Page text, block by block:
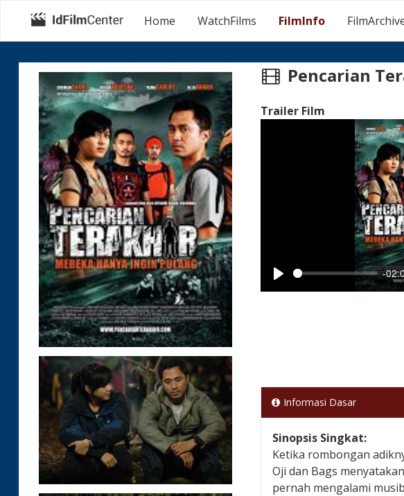
Home WatchFilms FilmInfo
Pencarian
Trailer Film
Play
-
Informasi Dasar
Sinopsis Singkat:
Ketika rombongan
Oji dan Bags
pernah mengalami